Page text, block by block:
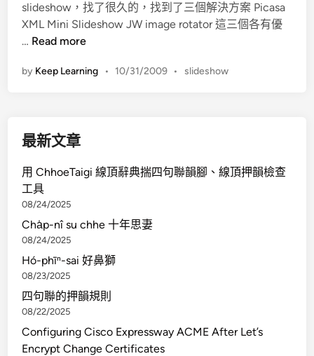
n
slideshow，找了很久的，找到了三個解決方案 Picasa
XML Mini Slideshow JW image rotator 這三個各有優
… 鑲
部
網
上
的
相
片
s
l
i
d
e
s
h
Read more
by Keep Learning • 10/31/2009 • slideshow
最新文章
用 ChhoeTaigi 線頂辭典揣四句聯韻腳、線頂押韻檢查
工具
08/24/2025
Cha̍p-nî su chhe 十年思妻
08/24/2025
Hó-phīⁿ-sai 好鼻獅
08/23/2025
四句聯的押韻規則
08/22/2025
Configuring Cisco Expressway ACME After Let’s
Encrypt Change Certificates